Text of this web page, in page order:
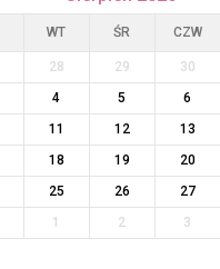
WT ŚR CZW
28 29 30
4 5 6
11 12 13
18 19 20
25 26 27
1 2 3